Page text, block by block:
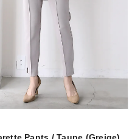
Pants / Taupe (Greige)